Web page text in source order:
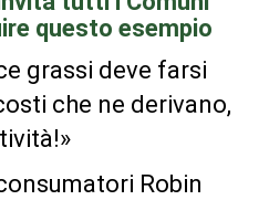
questo esempio
grassi deve farsi
che ne derivano,
Robin